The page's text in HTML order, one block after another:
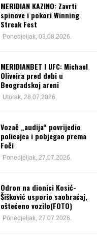
MERIDIAN KAZINO: Zavrti
spinove i pokori Winning
Streak Fest
Ponedjeljak, 03.08.2026.
MERIDIANBET I UFC: Michael
Oliveira pred debi u
Beogradskoj areni
Utorak, 28.07.2026.
Vozač „audija“ povrijedio
policajca i pobjegao prema
Foči
Ponedjeljak, 27.07.2026.
Odron na dionici Kosić-
Šišković usporio saobraćaj,
oštećeno vozilo(FOTO)
Ponedjeljak, 27.07.2026.